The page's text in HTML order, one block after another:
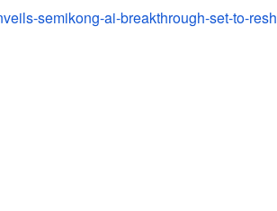
semikong-ai-breakthrough-set-to-resh